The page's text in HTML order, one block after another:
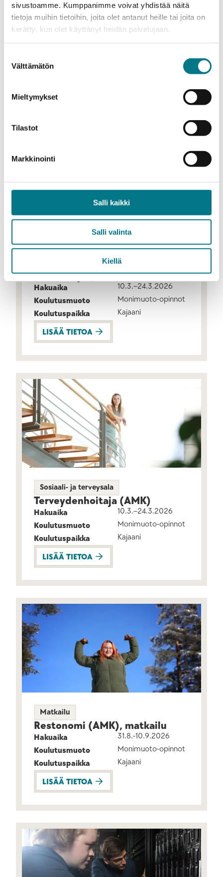
sivustoamme. Kumppanimme voivat yhdistää näitä
tietoja muihin tietoihin, joita olet antanut heille tai joita on
kerätty, kun olet käyttänyt heidän palvelujaan.
valinta
Välttämätön
Mieltymykset
Tilastot
Markkinointi
Salli kaikki
Salli valinta
Kiellä
Tekniikka
Insinööri (AMK), Rakennus- ja
Hakuaika
Monimuoto-opinnot
Sosiaali- ja terveysala
Ensihoitaja (AMK)
Hakuaika
10.3.–24.3.2026
Koulutusmuoto
Monimuoto-opinnot
Koulutuspaikka
Kajaani
LISÄÄ TIETOA
Sosiaali- ja terveysala
Terveyden­hoitaja (AMK)
Hakuaika
10.3.–24.3.2026
Koulutusmuoto
Monimuoto-opinnot
Koulutuspaikka
Kajaani
LISÄÄ TIETOA
Matkailu
Restonomi (AMK), matkailu
Hakuaika
31.8.-10.9.2026
Koulutusmuoto
Monimuoto-opinnot
Koulutuspaikka
Kajaani
LISÄÄ TIETOA